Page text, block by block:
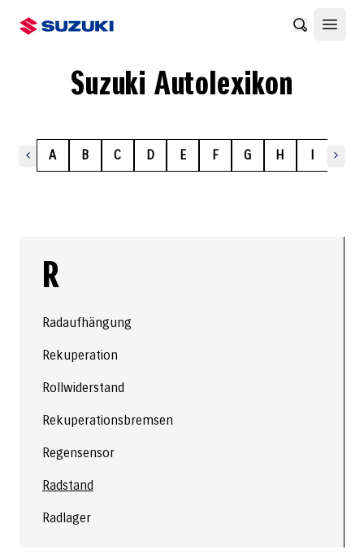
Suzuki Autolexikon
A B C D E F G H I
R
Radaufhängung
Rekuperation
Rollwiderstand
Rekuperationsbremsen
Regensensor
Radstand
Radlager